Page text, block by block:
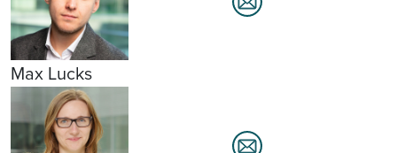
Max Lucks